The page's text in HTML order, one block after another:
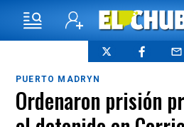
PUERTO MADRYN
Ordenaron prisión